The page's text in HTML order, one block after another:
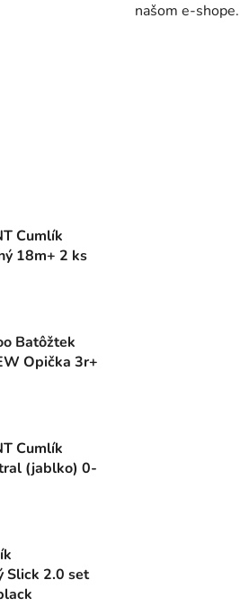
Cumlík
18m+ 2 ks
Batôžtek
Opička 3r+
Cumlík
(jablko) 0-
Slick 2.0 set
našom e-shope.